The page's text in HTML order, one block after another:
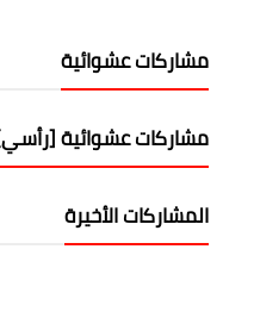
مشاركات عشوائية
مشاركات عشوائية
المشاركات الأخيرة